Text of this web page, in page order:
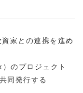
家との連携を進め
のプロジェクト
同発行する